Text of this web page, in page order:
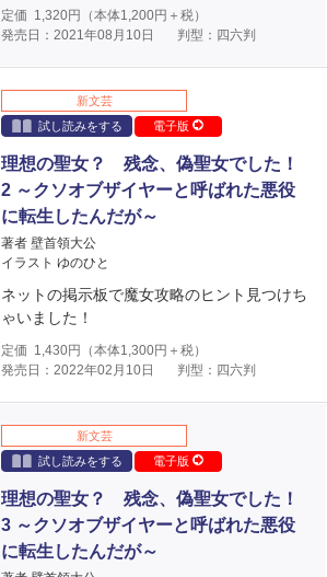
定価 1,320円（本体1,200円＋税）
発売日：2021年08月10日
判型：四六判
新文芸
試し読みをする
電子版
理想の聖女？ 残念、偽聖女でした！
2 ～クソオブザイヤーと呼ばれた悪役
に転生したんだが～
著者 壁首領大公
イラスト ゆのひと
ネットの掲示板で魔女攻略のヒント見つけち
ゃいました！
定価 1,430円（本体1,300円＋税）
発売日：2022年02月10日
判型：四六判
新文芸
試し読みをする
電子版
理想の聖女？ 残念、偽聖女でした！
3 ～クソオブザイヤーと呼ばれた悪役
に転生したんだが～